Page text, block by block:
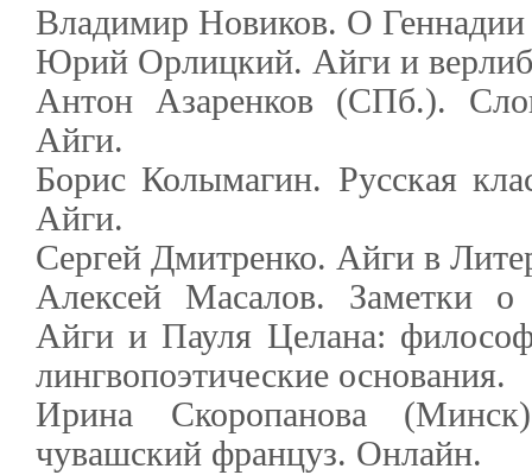
Владимир Новиков. О
Юрий Орлицкий. Айги и
Антон Азаренков (СПб.).
Айги.
Борис Колымагин. Русская
Айги.
Сергей Дмитренко. Айги в
Алексей Масалов. Заметки о
Айги и Пауля Целана:
лингвопоэтические основания.
Ирина Скоропанова
чувашский француз. Онлайн.